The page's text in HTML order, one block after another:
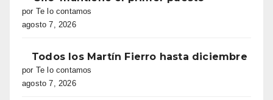
por Te lo contamos
agosto 7, 2026
Todos los Martín Fierro hasta diciembre
por Te lo contamos
agosto 7, 2026